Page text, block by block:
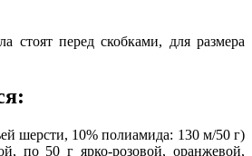
стоят перед скобками, для размера
шерсти, 10% полиамида: 130 м/50 г)
по 50 г ярко-розовой, оранжевой,